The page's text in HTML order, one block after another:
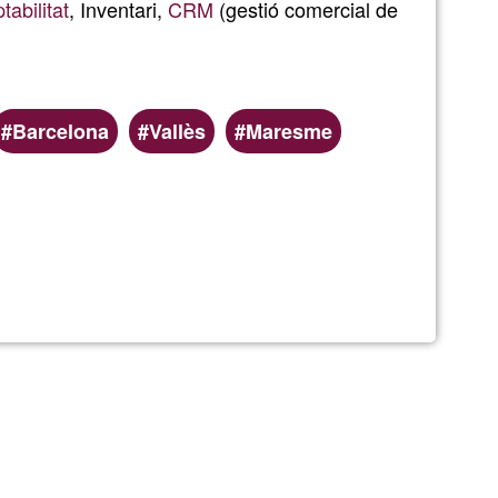
, Inventari, CRM (gestió comercial de
Barcelona Vallès
Maresme
G1